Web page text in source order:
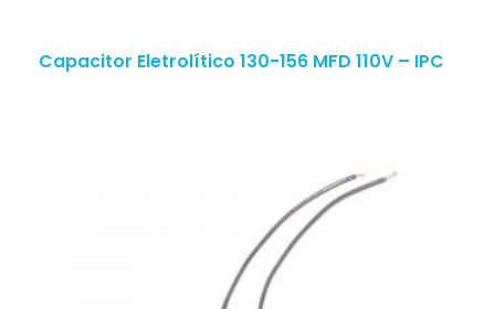
Capacitor Eletrolítico 130-156 MFD 110V – IPC